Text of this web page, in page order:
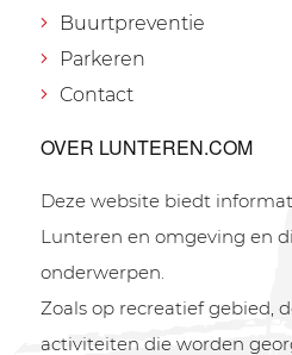
Buurtpreventie
Parkeren
Contact
OVER LUNTEREN.COM
Deze website biedt
Lunteren en omgeving en
onderwerpen.
Zoals op recreatief gebied,
activiteiten die worden